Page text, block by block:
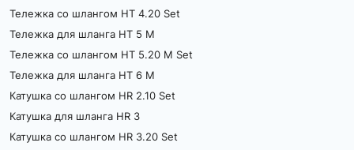
В производстве таких устройств используются
износостойкие детали, что гарантирует их
долговечность и стабильную работу даже при
использование и выдерживают большие объемы
уборки без снижения эффективности.
Тележка со шлангом HT 4.20 Set
Тележка для шланга HT 5 M
Тележка со шлангом HT 5.20 M Set
Тележка для шланга HT 6 M
Катушка со шлангом HR 2.10 Set
Катушка для шланга HR 3
Катушка со шлангом HR 3.20 Set